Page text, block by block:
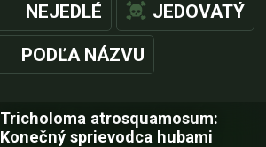
NEJEDLÉ JEDOVATÝ
PODĽA NÁZVU
Tricholoma atrosquamosum:
Konečný sprievodca hubami